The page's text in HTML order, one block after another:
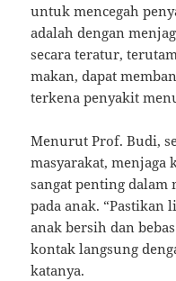
untuk mencegah
adalah dengan
secara teratur,
makan, dapat
terkena penyakit
Menurut Prof. Budi,
masyarakat,
sangat penting dalam
pada anak. “Pastikan
anak bersih dan
kontak langsung
katanya.